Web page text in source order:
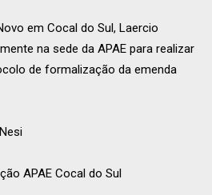
em Cocal do Sul, Laercio
na sede da APAE para realizar
de formalização da emenda
APAE Cocal do Sul